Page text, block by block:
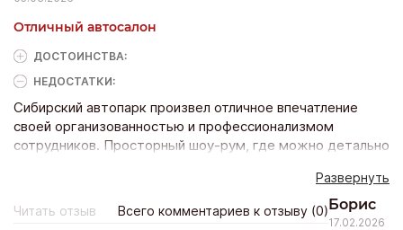
Отличный автосалон
ДОСТОИНCТВА:
НЕДОСТАТКИ:
Сибирский автопарк произвел отличное впечатление
своей организованностью и профессионализмом
сотрудников. Просторный шоу-рум, где можно детально
ожидания с кофе и Wi-Fi. Документы оформили быстро,
все объяснили понятным языком
Развернуть
Читать отзыв Всего комментариев к отзыву (0)Борис
17.02.2026